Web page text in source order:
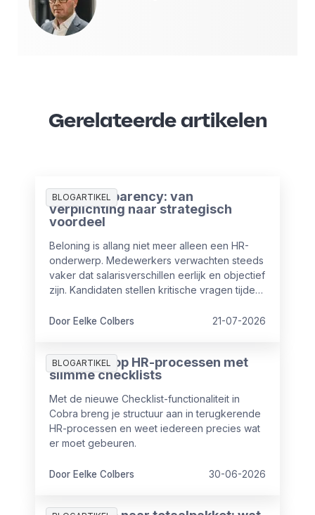
Gerelateerde artikelen
BLOGARTIKEL
Pay Transparency: van
verplichting naar strategisch
voordeel
Beloning is allang niet meer alleen een HR-
onderwerp. Medewerkers verwachten steeds
vaker dat salarisverschillen eerlijk en objectief
zijn. Kandidaten stellen kritische vragen tijdens
nemen de eisen rondom transparantie toe.
Door Eelke Colbers 21-07-2026
BLOGARTIKEL
Meer grip op HR-processen met
slimme checklists
Met de nieuwe Checklist-functionaliteit in
Cobra breng je structuur aan in terugkerende
HR-processen en weet iedereen precies wat
er moet gebeuren.
Door Eelke Colbers 30-06-2026